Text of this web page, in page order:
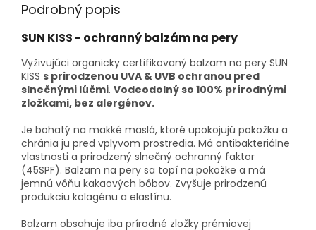
Podrobný popis
SUN KISS - ochranný balzám na pery
Vyživujúci organicky certifikovaný balzam na pery SUN
KISS s prirodzenou UVA & UVB ochranou pred
slnečnými lúčmi. Vodeodolný so 100% prírodnými
zložkami, bez alergénov.
Je bohatý na mäkké maslá, ktoré upokojujú pokožku a
chránia ju pred vplyvom prostredia. Má antibakteriálne
vlastnosti a prirodzený slnečný ochranný faktor
(45SPF). Balzam na pery sa topí na pokožke a má
jemnú vôňu kakaových bôbov. Zvyšuje prirodzenú
produkciu kolagénu a elastínu.
Balzam obsahuje iba prírodné zložky prémiovej